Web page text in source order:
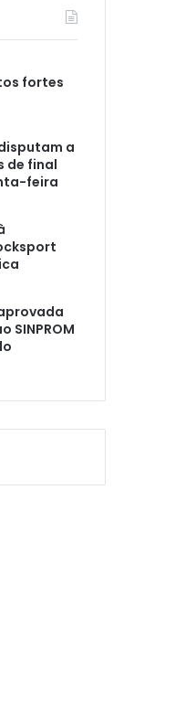
fortes
a
de final
feira
SINPROM